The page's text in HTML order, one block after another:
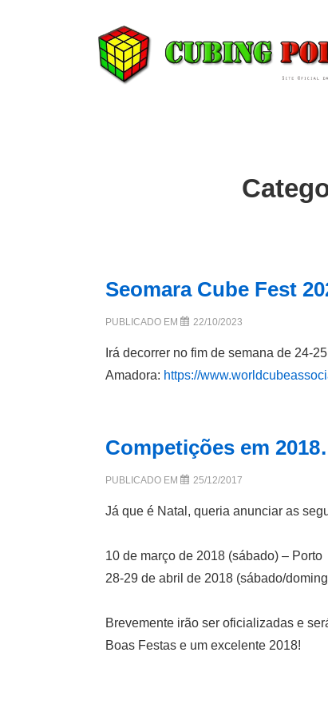
Seomara Cube Fest
PUBLICADO EM 22/10/2023
Irá decorrer no fim de semana de 24-
Amadora: https://
Competições em
PUBLICADO EM 25/12/2017
Já que é Natal, queria anunciar as
10 de março de 2018 (sábado) – Porto
28-29 de abril de 2018 (sábado/
Brevemente irão ser oficializadas e
Boas Festas e um excelente 2018!